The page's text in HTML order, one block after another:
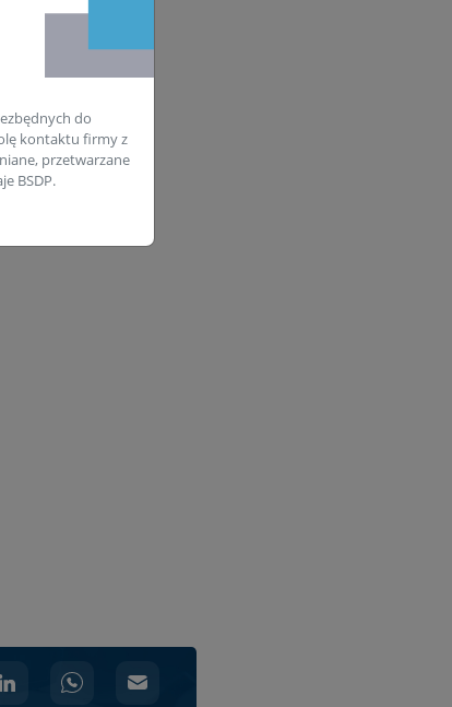
do
kontaktu firmy z
przetwarzane
BSDP.